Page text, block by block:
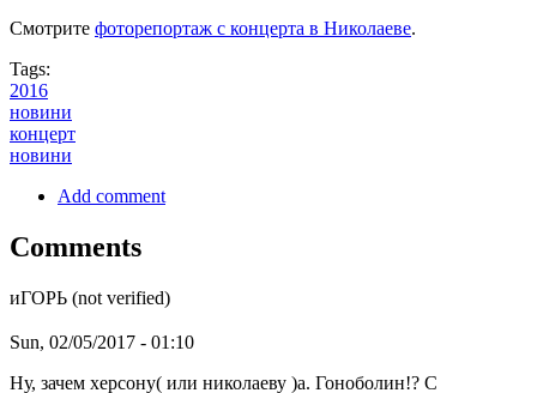
Смотрите фоторепортаж с концерта в Николаеве.
Tags:
2016
новини
концерт
новини
Add comment
Comments
иГОРЬ (not verified)
Sun, 02/05/2017 - 01:10
Ну, зачем херсону( или николаеву )а. Гоноболин!? С